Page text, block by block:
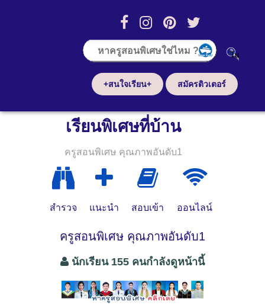
+สนใจเรียน+ สมัครติวเตอร์
เรียนพิเศษที่บ้าน
ครูสอนพิเศษ คุณภาพอันดับ1
สำรวจ แนะนำ สอบเข้า ออนไลน์
ครูสอนพิเศษ คุณภาพอันดับ1
นักเรียน 155 คนกำลังดูหน้านี้